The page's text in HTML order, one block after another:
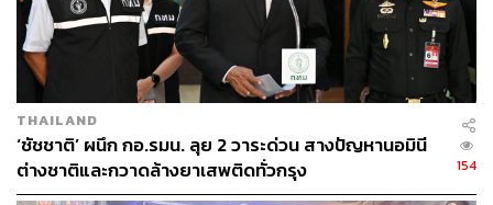
THAILAND
‘ชัชชาติ’ ผนึก กอ.รมน. ลุย 2 วาระด่วน สางปัญหานอมินี
ต่างชาติและกวาดล้างยาเสพติดทั่วกรุง
154